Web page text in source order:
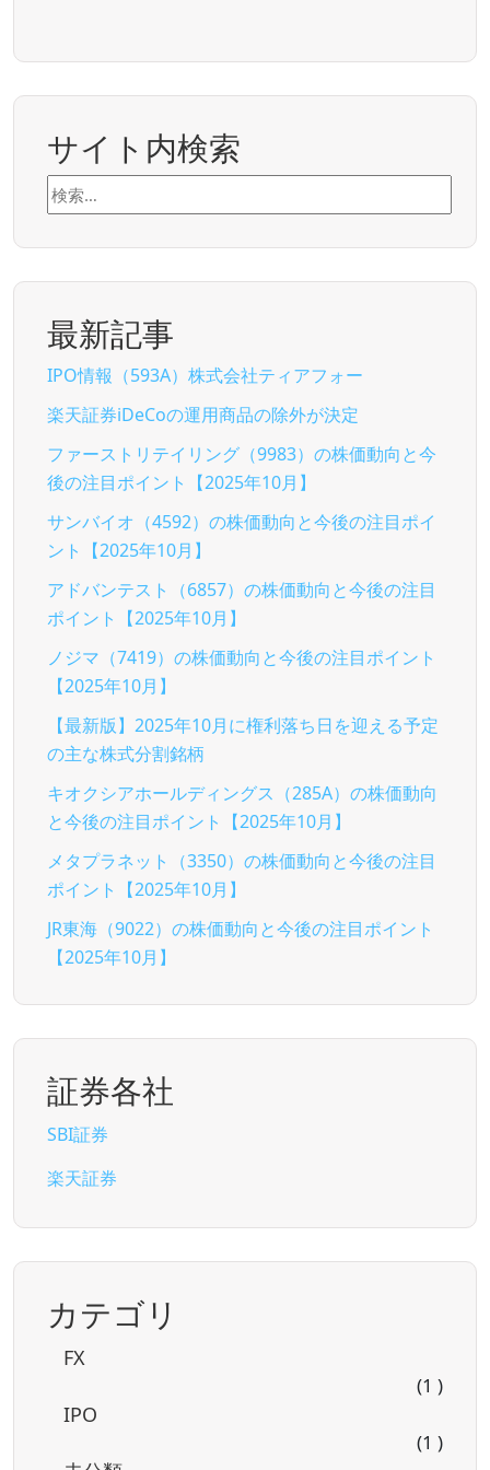
サイト内検索
検
索:
最新記事
IPO情報（593A）株式会社ティアフォー
楽天証券iDeCoの運用商品の除外が決定
ファーストリテイリング（9983）の株価動向と今
後の注目ポイント【2025年10月】
サンバイオ（4592）の株価動向と今後の注目ポイ
ント【2025年10月】
アドバンテスト（6857）の株価動向と今後の注目
ポイント【2025年10月】
ノジマ（7419）の株価動向と今後の注目ポイント
【2025年10月】
【最新版】2025年10月に権利落ち日を迎える予定
の主な株式分割銘柄
キオクシアホールディングス（285A）の株価動向
と今後の注目ポイント【2025年10月】
メタプラネット（3350）の株価動向と今後の注目
ポイント【2025年10月】
JR東海（9022）の株価動向と今後の注目ポイント
【2025年10月】
証券各社
SBI証券
楽天証券
カテゴリ
FX
(1 )
IPO
(1 )